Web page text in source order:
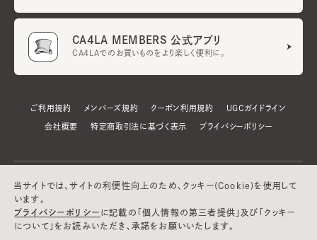
CA4LA MEMBERS 公式アプリ
CA4LAでのお買いものをより楽しく便利に。
ご利用規約 メンバーズ規約 クーポン利用規約 UGCガイドライン
会社概要 特定商取引法に基づく表示 プライバシーポリシー
当サイトでは、サイトの利便性向上のため、クッキー(Cookie)を使用して
います。
プライバシーポリシー に記載の「個人情報の第三者提供」及び「クッキー
について」をお読みいただき、承諾をお願いいたします。